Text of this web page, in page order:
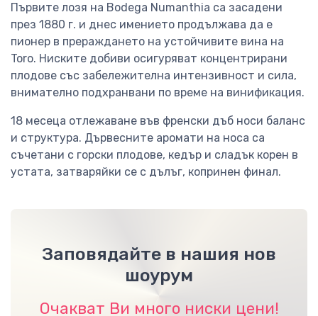
Първите лозя на Bodega Numanthia са засадени
през 1880 г. и днес имението продължава да е
пионер в прераждането на устойчивите вина на
Toro. Ниските добиви осигуряват концентрирани
плодове със забележителна интензивност и сила,
внимателно подхранвани по време на винификация.
18 месеца отлежаване във френски дъб носи баланс
и структура. Дървесните аромати на носа са
съчетани с горски плодове, кедър и сладък корен в
устата, затваряйки се с дълъг, копринен финал.
Заповядайте в нашия нов
шоурум
Очакват Ви много ниски цени!